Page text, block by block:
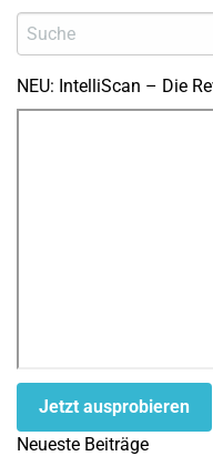
NEU: IntelliScan – Die
Jetzt ausprobieren
Neueste Beiträge